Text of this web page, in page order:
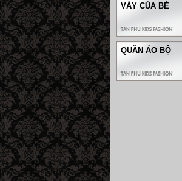
VÁY CỦA BÉ
QUẦN ÁO BỘ